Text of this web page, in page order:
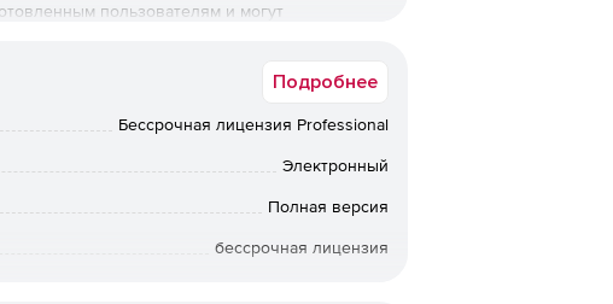
пользователям и могут
об определенных изменениях объектов
Windows и определять, кто, когда и какие
Подробнее
Бессрочная лицензия Professional
Электронный
Полная версия
бессрочная лицензия